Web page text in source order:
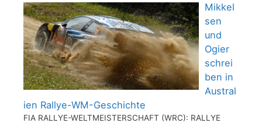
Mikkel
sen
und
Ogier
schrei
ben in
Austral
ien Rallye-WM-Geschichte
FIA RALLYE-WELTMEISTERSCHAFT (WRC): RALLYE